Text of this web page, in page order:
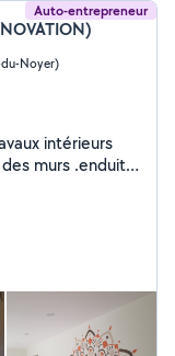
Auto-entrepreneur
Noyer)
intérieurs
murs .enduit.